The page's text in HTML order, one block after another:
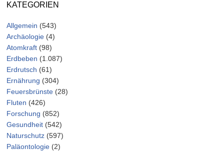
KATEGORIEN
Allgemein (543)
Archäologie (4)
Atomkraft (98)
Erdbeben (1.087)
Erdrutsch (61)
Ernährung (304)
Feuersbrünste (28)
Fluten (426)
Forschung (852)
Gesundheit (542)
Naturschutz (597)
Paläontologie (2)